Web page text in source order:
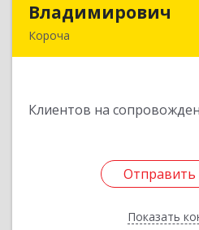
Владимирович
Короча
Клиентов на
Отправить
Показать
Отправить
Назад